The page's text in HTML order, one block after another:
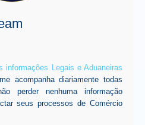
informações Legais e Aduaneiras
acompanha diariamente todas
perder nenhuma informação
seus processos de Comércio